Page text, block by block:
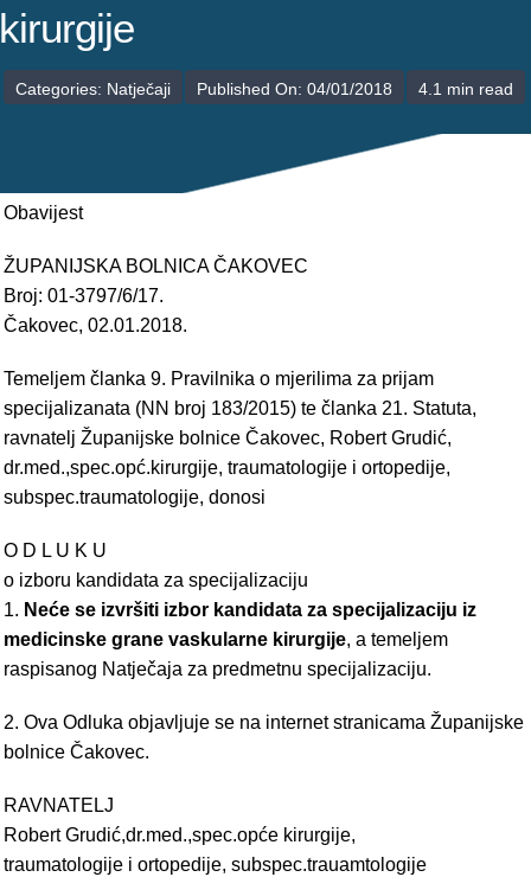
PALIJATIVNA SKRB
Categories: Natječaji Published On: 04/01/2018 4.1 min read
Obavijest
ŽUPANIJSKA BOLNICA ČAKOVEC
Broj: 01-3797/6/17.
Čakovec, 02.01.2018.
Temeljem članka 9. Pravilnika o mjerilima za prijam
specijalizanata (NN broj 183/2015) te članka 21. Statuta,
ravnatelj Županijske bolnice Čakovec, Robert Grudić,
dr.med.,spec.opć.kirurgije, traumatologije i ortopedije,
subspec.traumatologije, donosi
O D L U K U
o izboru kandidata za specijalizaciju
1. Neće se izvršiti izbor kandidata za specijalizaciju iz
medicinske grane vaskularne kirurgije, a temeljem
raspisanog Natječaja za predmetnu specijalizaciju.
2. Ova Odluka objavljuje se na internet stranicama Županijske
bolnice Čakovec.
RAVNATELJ
Robert Grudić,dr.med.,spec.opće kirurgije,
traumatologije i ortopedije, subspec.trauamtologije